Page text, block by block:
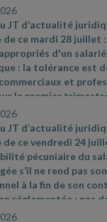
et références par
à l’écran :- CAA Marseille n°
du 28 mai 2026- Cass. soc. 8 juillet
- 17481 D- Cass civ., 3e ch., 11 juin
- 19326
JT d’actualité
de ce mardi 28 juillet
d'un
: la tolérance est
et
le premier
à l’écran :- Cass. soc. 8 juillet 2026,
D- Communiqué de presse du
l’Action et des
n° 898-
fr/
fr/
JT d’actualité
de ce vendredi 24
pécuniaire du
s’il ne rend pas
à la fin de son
réglementée : pas
Plus